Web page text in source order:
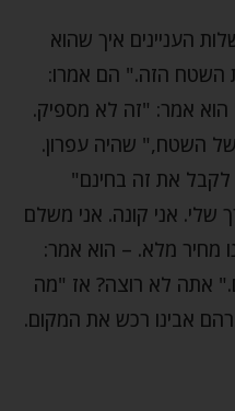
איך שהוא
הזה." הם אמרו:
אמר: "זה לא מספיק.
השטח," שהיה עפרון.
את זה בחינם"
אני קונה. אני משלם
מלא. – הוא אמר:
אתה לא רוצה? אז "מה